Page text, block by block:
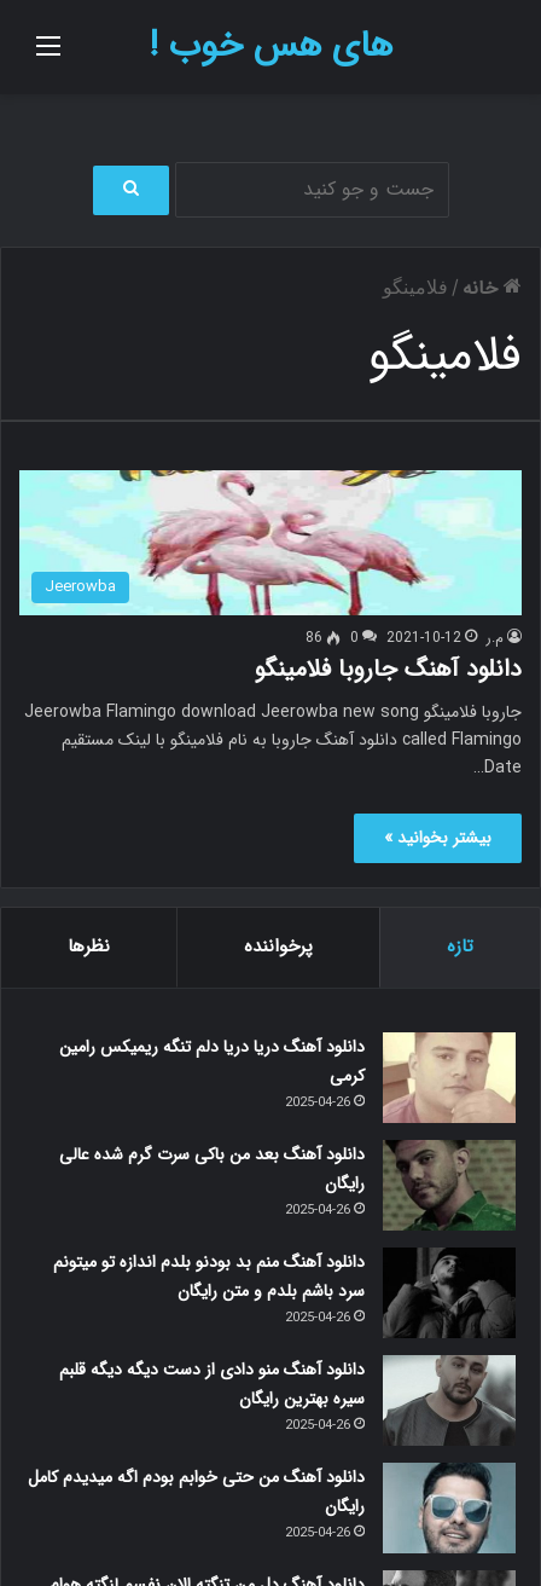
های هس خوب !
ج
ی
خانه / فلامینگو
فلامینگو
Jeerowba
م.ر 2021-10-12
0
86
دانلود آهنگ جاروبا فلامینگو
جاروبا فلامینگو Jeerowba Flamingo download Jeerowba new song
called Flamingo دانلود آهنگ جاروبا به نام فلامینگو با لینک مستقیم
Date…
بیشتر بخوانید »
تازه پرخواننده نظرها
دانلود آهنگ دریا دریا دلم تنگه ریمیکس رامین
کرمی
2025-04-26
دانلود آهنگ بعد من باکی سرت گرم شده عالی
رایگان
2025-04-26
دانلود آهنگ منم بد بودنو بلدم اندازه تو میتونم
سرد باشم بلدم و متن رایگان
2025-04-26
دانلود آهنگ منو دادی از دست دیگه دیگه قلبم
سیره بهترین رایگان
2025-04-26
دانلود آهنگ من حتی خوابم بودم اگه میدیدم کامل
رایگان
2025-04-26